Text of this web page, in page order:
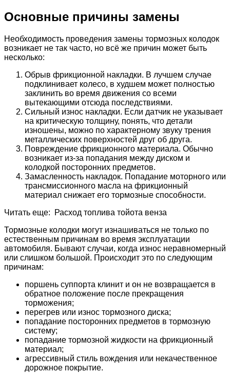
Основные причины замены
Необходимость проведения замены тормозных колодок
возникает не так часто, но всё же причин может быть
несколько:
Обрыв фрикционной накладки. В лучшем случае
подклинивает колесо, в худшем может полностью
заклинить во время движения со всеми
вытекающими отсюда последствиями.
Сильный износ накладки. Если датчик не указывает
на критическую толщину, понять, что детали
изношены, можно по характерному звуку трения
металлических поверхностей друг об друга.
Повреждение фрикционного материала. Обычно
возникает из-за попадания между диском и
колодкой посторонних предметов.
Замасленность накладок. Попадание моторного или
трансмиссионного масла на фрикционный
материал снижает его тормозные способности.
Читать еще: Расход топлива тойота венза
Тормозные колодки могут изнашиваться не только по
естественным причинам во время эксплуатации
автомобиля. Бывают случаи, когда износ неравномерный
или слишком большой. Происходит это по следующим
причинам:
поршень суппорта клинит и он не возвращается в
обратное положение после прекращения
торможения;
перегрев или износ тормозного диска;
попадание посторонних предметов в тормозную
систему;
попадание тормозной жидкости на фрикционный
материал;
агрессивный стиль вождения или некачественное
дорожное покрытие.